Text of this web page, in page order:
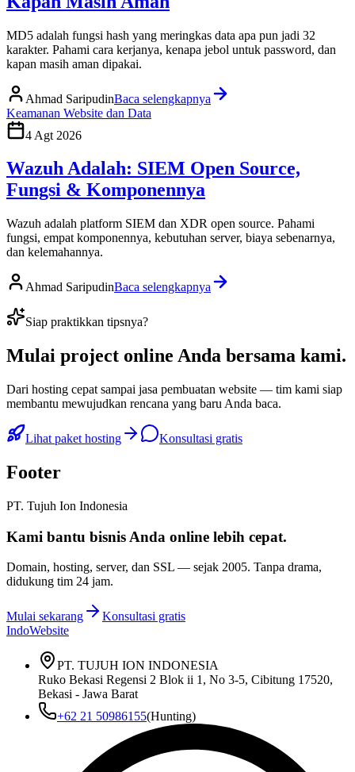
MD5 adalah fungsi hash yang meringkas data apa pun jadi 32
karakter. Pahami cara kerjanya, kenapa jebol untuk password, dan
kapan masih aman dipakai.
Ahmad SaripudinBaca selengkapnya
Keamanan Website dan Data
4 Agt 2026
Wazuh Adalah: SIEM Open Source,
Fungsi & Komponennya
Wazuh adalah platform SIEM dan XDR open source. Pahami
fungsi, empat komponennya, kebutuhan server, biaya sebenarnya,
dan kelemahannya.
Ahmad SaripudinBaca selengkapnya
Siap praktikkan tipsnya?
Mulai project online Anda bersama kami.
Dari hosting cepat sampai jasa pembuatan website — tim kami siap
membantu mewujudkan rencana yang baru Anda baca.
Lihat paket hosting Konsultasi gratis
Footer
PT. Tujuh Ion Indonesia
Kami bantu bisnis Anda online lebih cepat.
Domain, hosting, server, dan SSL — sejak 2005. Tanpa drama,
didukung tim 24 jam.
Mulai sekarang
Konsultasi gratis
IndoWebsite
PT. TUJUH ION INDONESIA
Ruko Bekasi Regensi 2 Blok ii 1, No 3-5, Cibitung 17520,
Bekasi - Jawa Barat
+62 21 50986155(Hunting)